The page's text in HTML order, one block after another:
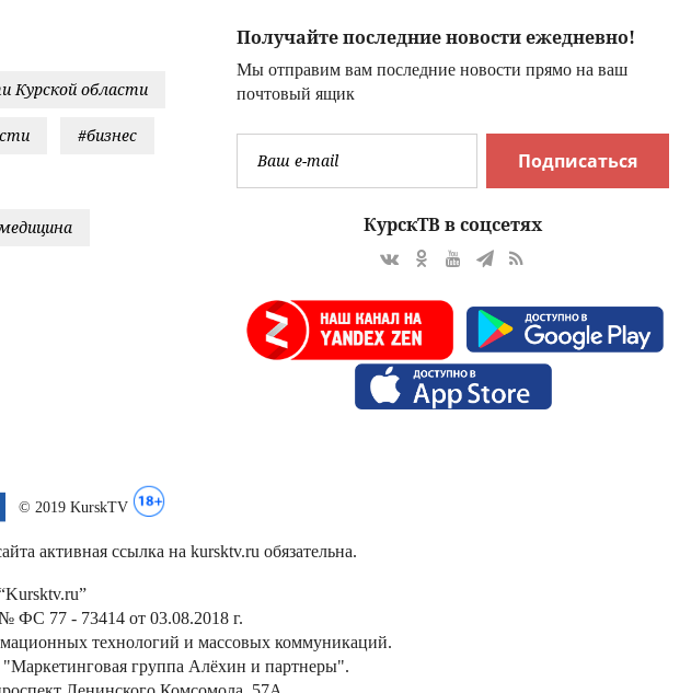
Получайте последние новости ежедневно!
Мы отправим вам последние новости прямо на ваш
почтовый ящик
Подписаться
КурскТВ в соцсетях
Курской области
#бизнес
© 2019 KurskTV
активная ссылка на kursktv.ru обязательна.
ФС 77 - 73414 от 03.08.2018 г.
технологий и массовых коммуникаций.
группа Алёхин и партнеры".